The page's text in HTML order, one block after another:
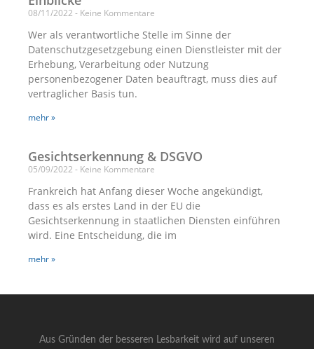
08/11/2022 Keine Kommentare
Wer als verantwortliche Stelle im Sinne der
Datenschutzgesetzgebung einen Dienstleister mit der
Erhebung, Verarbeitung oder Nutzung
personenbezogener Daten beauftragt, muss dies auf
vertraglicher Basis tun.
mehr »
Gesichtserkennung & DSGVO
05/09/2022 Keine Kommentare
Frankreich hat Anfang dieser Woche angekündigt,
dass es als erstes Land in der EU die
Gesichtserkennung in staatlichen Diensten einführen
wird. Eine Entscheidung, die im
mehr »
Aus Gründen der besseren Lesbarkeit wird auf unseren